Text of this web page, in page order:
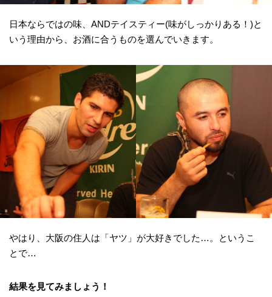
日本ならではの味、ANDテイスティー(味がしっかりある！)と
いう理由から、お酒に合うものを選んでいきます。
やはり、大阪の住人は「ヤツ」が大好きでした…。というこ
とで…
結果を見てみましょう！